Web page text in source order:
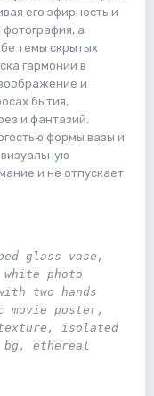
его эфирность и
фотография, а
темы скрытых
гармонии в
и
бытия,
и фантазий.
формы вазы и
и не отпускает
glass vase,
photo
two hands
movie poster,
isolated
ethereal